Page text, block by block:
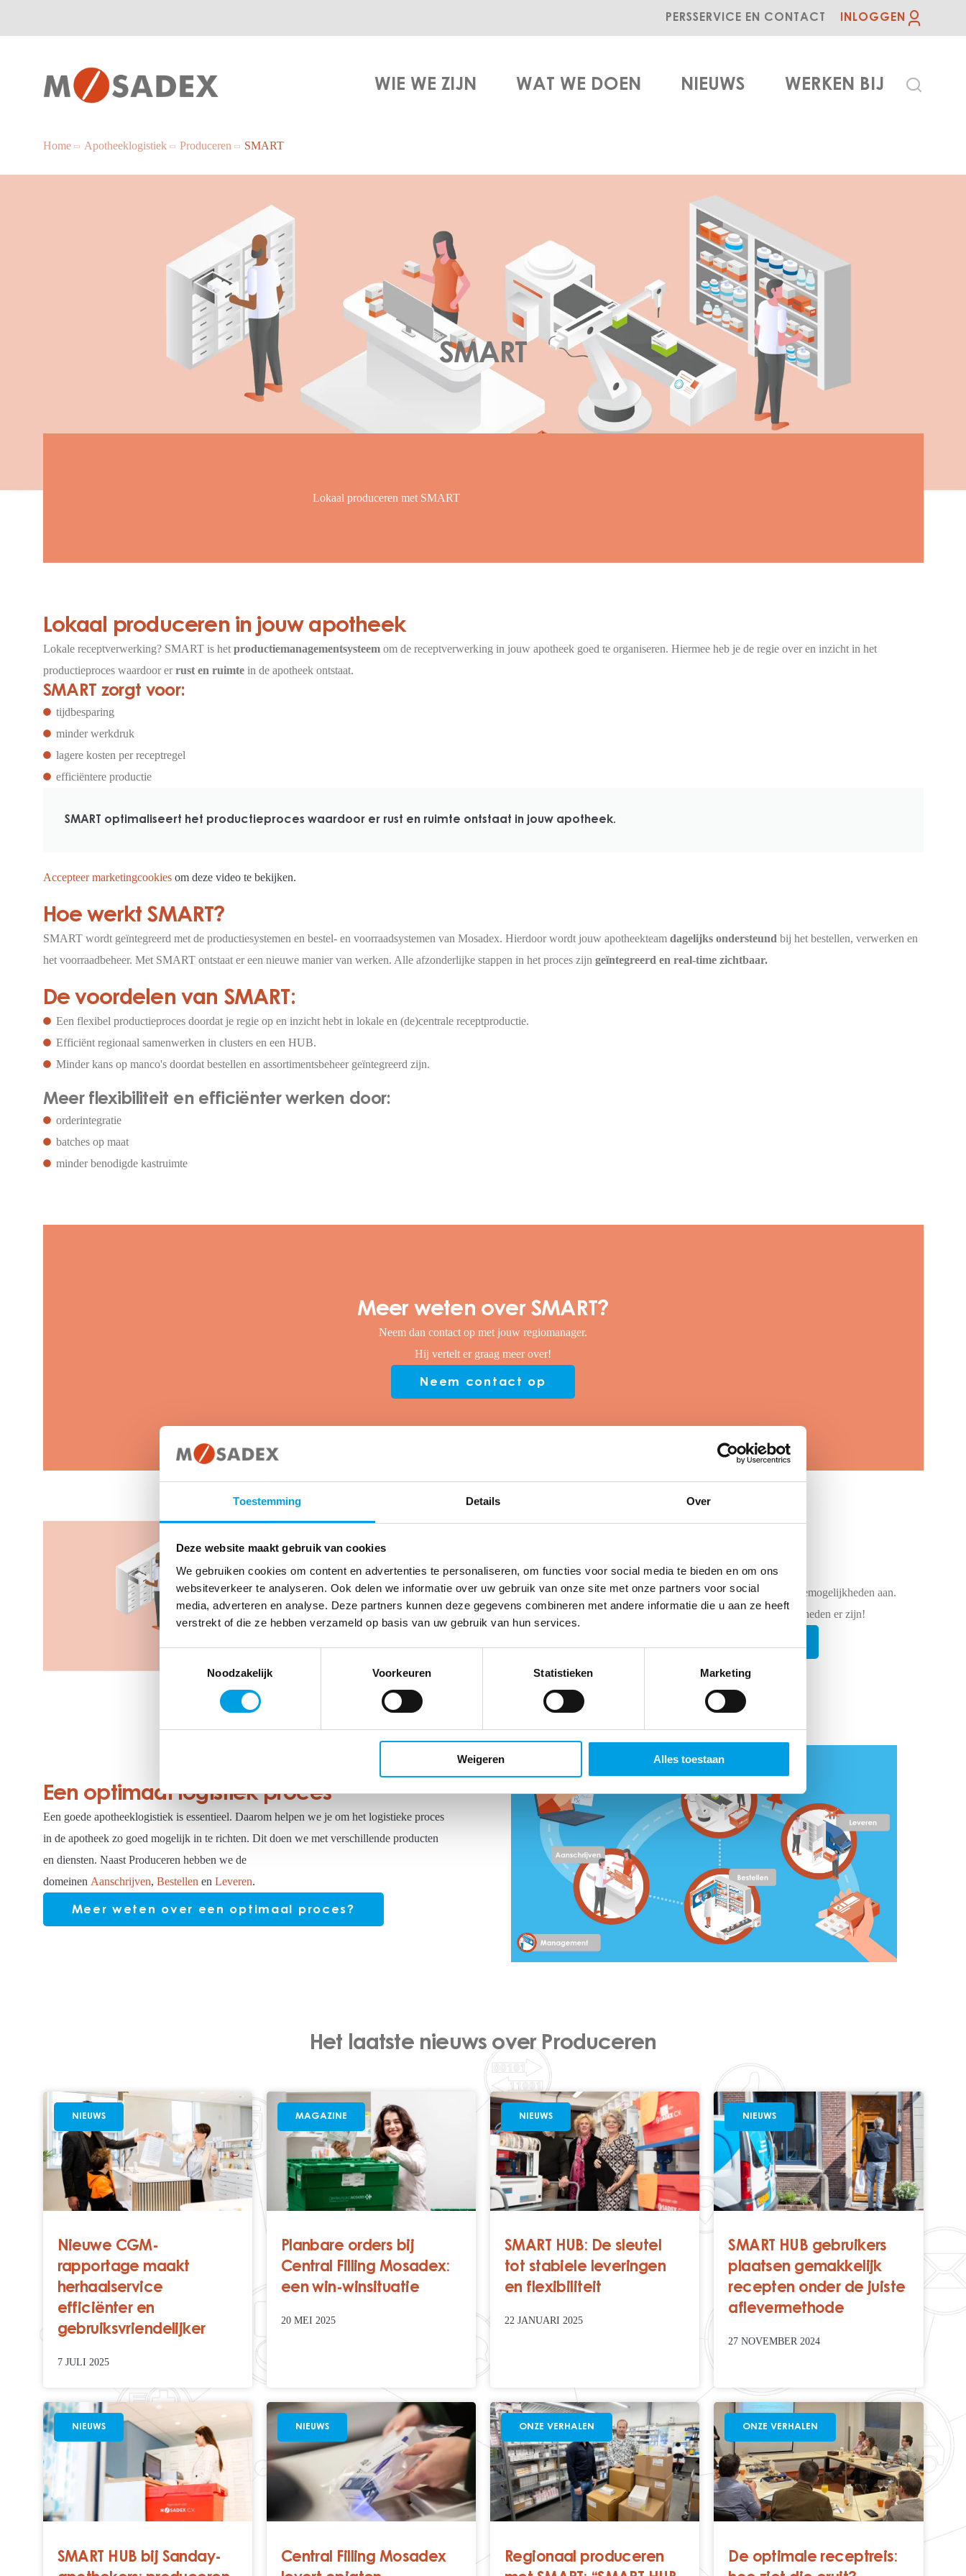
Toestemming Details Over
Deze website maakt gebruik van cookies
We gebruiken cookies om content en advertenties te personaliseren, om functies voor social media te bieden en om ons
websiteverkeer te analyseren. Ook delen we informatie over uw gebruik van onze site met onze partners voor social
media, adverteren en analyse. Deze partners kunnen deze gegevens combineren met andere informatie die u aan ze heeft
verstrekt of die ze hebben verzameld op basis van uw gebruik van hun services.
Noodzakelijk
Voorkeuren Statistieken Marketing
Weigeren Alles toestaan
PERSSERVICE EN CONTACT INLOGGEN
WIE WE ZIJN WAT WE DOEN NIEUWS WERKEN BIJ
Home Apotheeklogistiek Produceren SMART
SMART
Lokaal produceren met SMART
Lokaal produceren in jouw apotheek
Lokale receptverwerking? SMART is het productiemanagementsysteem om de receptverwerking in jouw apotheek goed te organiseren. Hiermee heb je de regie over en inzicht in het
productieproces waardoor errust en ruimte in de apotheek ontstaat.
SMART zorgt voor:
tijdbesparing
minder werkdruk
lagere kosten per receptregel
efficiëntere productie
SMART optimaliseert het productieproces waardoor er rust en ruimte ontstaat in jouw apotheek.
Accepteer marketingcookiesom deze video te bekijken.
Hoe werkt SMART?
SMART wordt geïntegreerd met de productiesystemen en bestel- en voorraadsystemen van Mosadex. Hierdoor wordt jouw apotheekteam dagelijks ondersteund bij het bestellen, verwerken en
het voorraadbeheer. Met SMART ontstaat er een nieuwe manier van werken. Alle afzonderlijke stappen in het proces zijn geïntegreerd en real-time zichtbaar.
De voordelen van SMART:
Een flexibel productieproces doordat je regie op en inzicht hebt in lokale en (de)centrale receptproductie.
Efficiënt regionaal samenwerken in clusters en een HUB.
Minder kans op manco's doordat bestellen en assortimentsbeheer geïntegreerd zijn.
Meer flexibiliteit en efficiënter werken door:
orderintegratie
batches op maat
minder benodigde kastruimte
Meer weten over SMART?
Neem dan contact op met jouw regiomanager.
Hij vertelt er graag meer over!
Neem contact op
Meer Produceren
Binnen het domein Produceren bieden we ook andere productiemogelijkheden aan.
Benieuwd naar de andere smaken? Bekijk snel welke mogelijkheden er zijn!
Een optimaal logistiek proces
Een goede apotheeklogistiek is essentieel. Daarom helpen we je om het logistieke proces
in de apotheek zo goed mogelijk in te richten. Dit doen we met verschillende producten
en diensten. Naast Produceren hebben we de
domeinen Aanschrijven, Bestellen en Leveren.
Meer weten over een optimaal proces?
Het laatste nieuws over Produceren
NIEUWS
Nieuwe CGM-
rapportage maakt
herhaalservice
efficiënter en
gebruiksvriendelijker
7 JULI 2025
MAGAZINE
Planbare orders bij
Central Filling Mosadex:
een win-winsituatie
20 MEI 2025
NIEUWS
SMART HUB: De sleutel
tot stabiele leveringen
en flexibiliteit
22 JANUARI 2025
NIEUWS
SMART HUB gebruikers
plaatsen gemakkelijk
recepten onder de juiste
aflevermethode
27 NOVEMBER 2024
NIEUWS
SMART HUB bij Sanday-
NIEUWS
Central Filling Mosadex
ONZE VERHALEN
Regionaal produceren
ONZE VERHALEN
De optimale receptreis: